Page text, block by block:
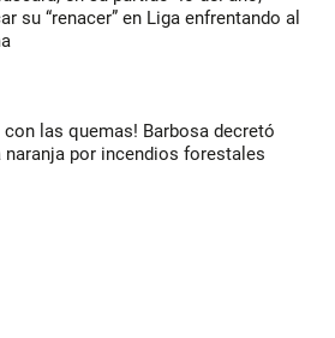
su “renacer” en Liga enfrentando al
con las quemas! Barbosa decretó
naranja por incendios forestales